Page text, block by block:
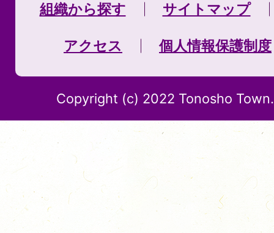
組織から探す サイトマップ
アクセス 個人情報保護制度
Copyright (c) 2022 Tonosho